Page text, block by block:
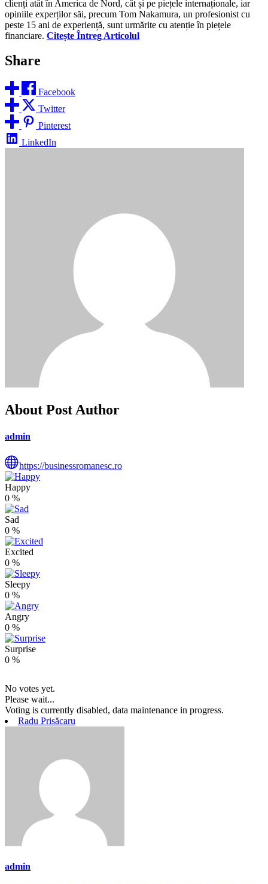
clienți atât în America de Nord, cât și pe piețele internaționale, iar
opiniile experților săi, precum Tom Nakamura, un profesionist cu
peste 15 ani de experiență, sunt urmărite cu atenție în piețele
financiare. Citește Întreg Articolul
Share
Facebook
Twitter
Pinterest
LinkedIn
About Post Author
admin
https://businessromanesc.ro
Happy
0 %
Sad
0 %
Excited
0 %
Sleepy
0 %
Angry
0 %
Surprise
0 %
No votes yet.
Please wait...
Voting is currently disabled, data maintenance in progress.
Radu Prisăcaru
admin